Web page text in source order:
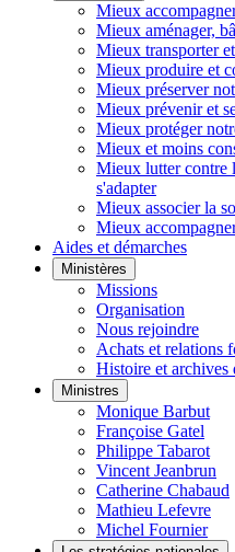
Mieux
Mieux aménager,
Mieux transporter
Mieux produire et
Mieux préserver
Mieux prévenir et
Mieux protéger
Mieux et moins
Mieux lutter contre
s'adapter
Mieux associer la
Mieux
Aides et démarches
Ministères
Missions
Organisation
Nous rejoindre
Achats et relations
Histoire et archives
Ministres
Monique Barbut
Françoise Gatel
Philippe Tabarot
Vincent Jeanbrun
Catherine Chabaud
Mathieu Lefevre
Michel Fournier